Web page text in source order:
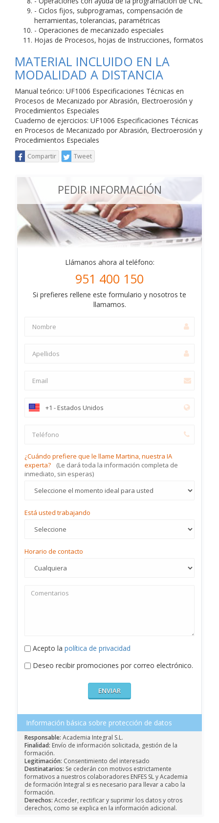
- Ciclos fijos, subprogramas, compensación de
herramientas, tolerancias, paramétricas
- Operaciones de mecanizado especiales
Hojas de Procesos, hojas de Instrucciones, formatos
MATERIAL INCLUIDO EN LA
MODALIDAD A DISTANCIA
Manual teórico: UF1006 Especificaciones Técnicas en
Procesos de Mecanizado por Abrasión, Electroerosión y
Procedimientos Especiales
Cuaderno de ejercicios: UF1006 Especificaciones Técnicas
en Procesos de Mecanizado por Abrasión, Electroerosión y
Procedimientos Especiales
Compartir Tweet
PEDIR INFORMACIÓN
Llámanos ahora al teléfono:
951 400 150
Si prefieres rellene este formulario y nosotros te
llamamos.
¿Cuándo prefiere que le llame Martina, nuestra IA
experta?
(Le dará toda la información completa de
inmediato, sin esperas)
Está usted trabajando
Horario de contacto
Acepto la política de privacidad
Deseo recibir promociones por correo electrónico.
Información básica sobre protección de datos
Responsable: Academia Integral S.L.
Finalidad: Envío de información solicitada, gestión de la
formación.
Legitimación: Consentimiento del interesado
Destinatarios: Se cederán con motivos estrictamente
formativos a nuestros colaboradores ENFES SL y Academia
de formación Integral si es necesario para llevar a cabo la
formación.
Derechos: Acceder, rectificar y suprimir los datos y otros
derechos, como se explica en la información adicional.